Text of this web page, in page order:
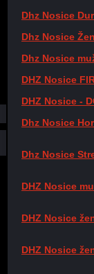
Dhz Nosice
Dhz Nosice
Dhz Nosice
DHZ Nosice
DHZ Nosice -
Dhz Nosice
Dhz Nosice
DHZ Nosice
DHZ Nosice
DHZ Nosice